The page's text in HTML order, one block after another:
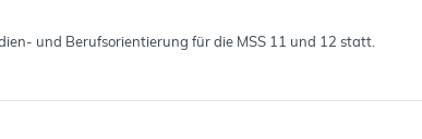
und Berufsorientierung für die MSS 11 und 12 statt.